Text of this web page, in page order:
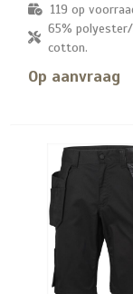
119 op
65%
cotton.
Op aanvraag